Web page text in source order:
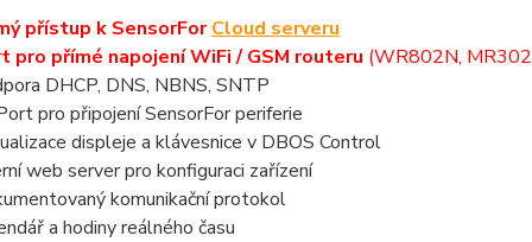
přístup k SensorForCloud serveru
pro přímé napojení WiFi / GSM routeru (WR802N,
DHCP, DNS, NBNS, SNTP
pro připojení SensorFor periferie
displeje a klávesnice v DBOS Control
web server pro konfiguraci zařízení
komunikační protokol
a hodiny reálného času